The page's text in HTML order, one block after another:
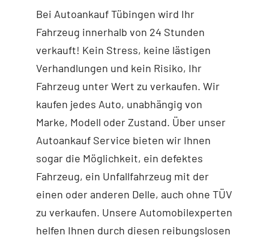
Bei Autoankauf Tübingen wird Ihr
Fahrzeug innerhalb von 24 Stunden
verkauft! Kein Stress, keine lästigen
Verhandlungen und kein Risiko, Ihr
Fahrzeug unter Wert zu verkaufen. Wir
kaufen jedes Auto, unabhängig von
Marke, Modell oder Zustand. Über unser
Autoankauf Service bieten wir Ihnen
sogar die Möglichkeit, ein defektes
Fahrzeug, ein Unfallfahrzeug mit der
einen oder anderen Delle, auch ohne TÜV
zu verkaufen. Unsere Automobilexperten
helfen Ihnen durch diesen reibungslosen